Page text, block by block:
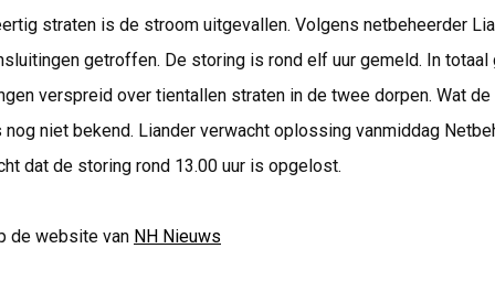
straten is de stroom uitgevallen. Volgens netbeheerder
getroffen. De storing is rond elf uur gemeld. In totaal
verspreid over tientallen straten in de twee dorpen. Wat
nog niet bekend. Liander verwacht oplossing vanmiddag
dat de storing rond 13.00 uur is opgelost.
de website van NH Nieuws